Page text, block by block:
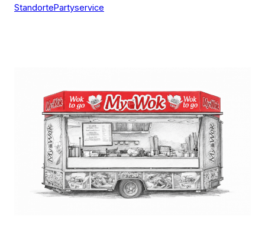
StandortePartyservice